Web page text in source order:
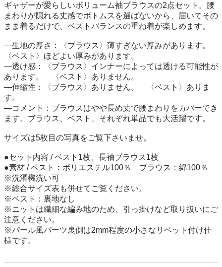
ギャザーが愛らしいボリューム袖ブラウスの2点セット。腰
まわりが隠れる丈感でボトムスを選ばないから、届いてその
まま着るだけで、ベストバランスの重ね着が楽しめます。
―生地の厚さ：〈ブラウス〉薄すぎない厚みがあります。
〈ベスト〉ほどよい厚みがあります。
―透け感：〈ブラウス〉インナーによっては透ける可能性が
あります。　〈ベスト〉ありません。
―伸縮性：〈ブラウス〉ありません。　〈ベスト〉ありま
す。
―コメント：ブラウスはやや長め丈で腰まわりをカバーでき
ます。ブラウス、ベスト、それぞれ単品でも大活躍です。
サイズは5枚目の写真をご覧下さいませ。
●セット内容 / ベスト1枚、長袖ブラウス1枚
●素材 / ベスト：ポリエステル100％　ブラウス：綿100％
※洗濯機洗い可
※総合サイズ表も併せてご覧ください。
※ベスト：裏地なし
※ニットは繊細な編み地のため、引っ掛けなど取り扱いにご
注意ください。
※パール風パーツ裏側は2mm程度の小さなリベット付け仕